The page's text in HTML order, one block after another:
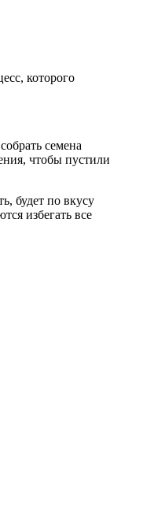
которого
семена
чтобы пустили
будет по вкусу
избегать все